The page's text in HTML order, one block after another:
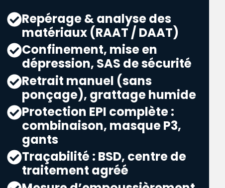
Repérage & analyse des
matériaux (RAAT / DAAT)
Confinement, mise en
dépression, SAS de sécurité
Retrait manuel (sans
ponçage), grattage humide
Protection EPI complète :
combinaison, masque P3,
gants
Traçabilité : BSD, centre de
traitement agréé